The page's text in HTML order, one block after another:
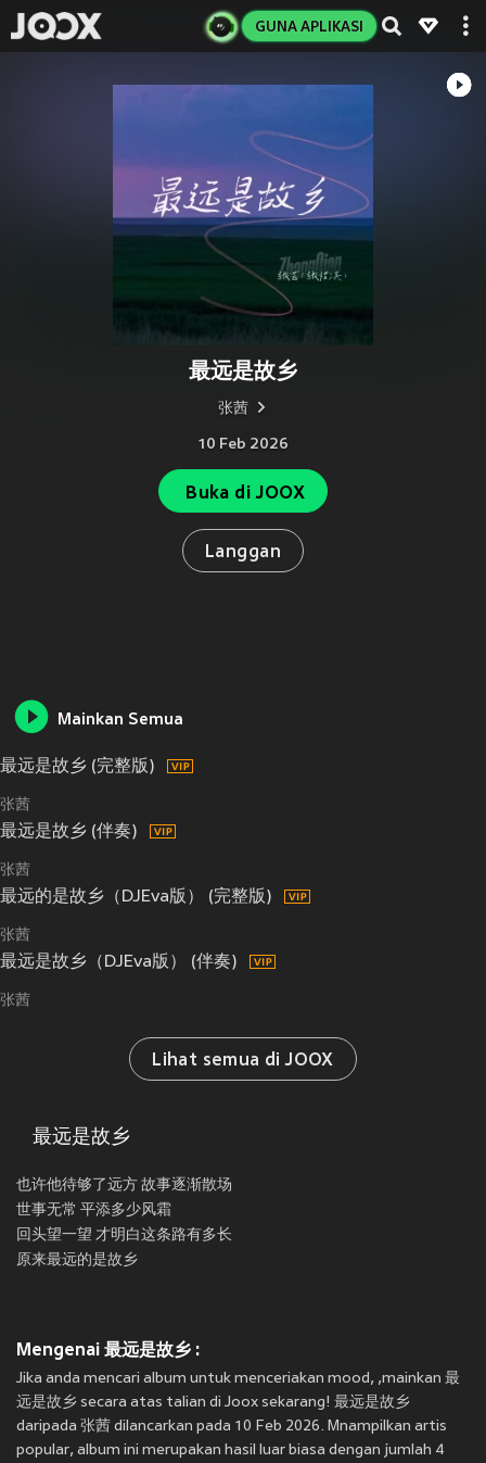
GUNA APLIKASI
最远是故乡
张茜
10 Feb 2026
Buka di JOOX
Langgan
Mainkan Semua
最远是故乡 (完整版)
张茜
最远是故乡 (伴奏)
张茜
最远的是故乡（DJEva版） (完整版)
张茜
最远是故乡（DJEva版） (伴奏)
张茜
Lihat semua di JOOX
最远是故乡
也许他待够了远方 故事逐渐散场
世事无常 平添多少风霜
回头望一望 才明白这条路有多长
原来最远的是故乡
Mengenai 最远是故乡 :
Jika anda mencari album untuk menceriakan mood, ,mainkan 最
远是故乡 secara atas talian di Joox sekarang! 最远是故乡
daripada 张茜 dilancarkan pada 10 Feb 2026. Mnampilkan artis
popular, album ini merupakan hasil luar biasa dengan jumlah 4